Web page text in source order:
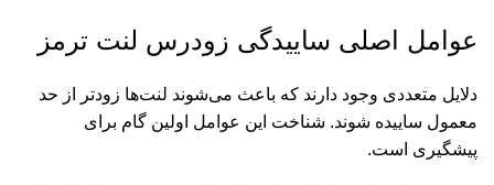
عوامل اصلی ساییدگی زودرس لنت ترمز
دلایل متعددی وجود دارند که باعث می‌شوند لنت‌ها زودتر از حد
معمول ساییده شوند. شناخت این عوامل اولین گام برای
پیشگیری است.